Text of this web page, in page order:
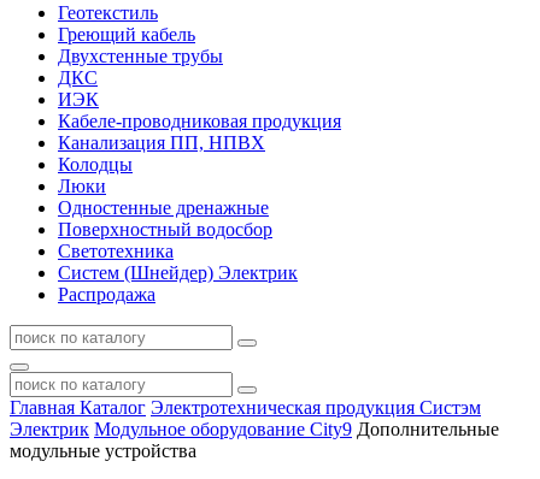
Геотекстиль
Греющий кабель
Двухстенные трубы
ДКС
ИЭК
Кабеле-проводниковая продукция
Канализация ПП, НПВХ
Колодцы
Люки
Одностенные дренажные
Поверхностный водосбор
Светотехника
Систем (Шнейдер) Электрик
Распродажа
Главная Каталог Электротехническая продукция Систэм
Электрик Модульное оборудование City9 Дополнительные
модульные устройства